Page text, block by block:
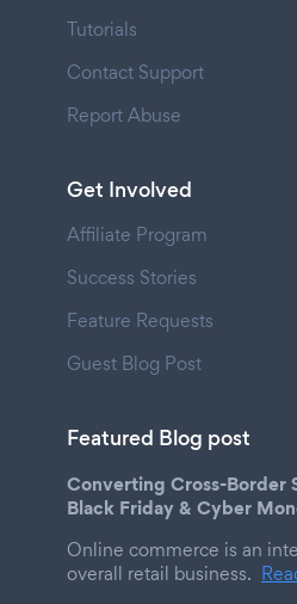
Tutorials
Contact Support
Report Abuse
Get Involved
Affiliate Program
Success Stories
Feature Requests
Guest Blog Post
Featured Blog post
Converting Cross-Border
Black Friday & Cyber
Online commerce is an
overall retail business.